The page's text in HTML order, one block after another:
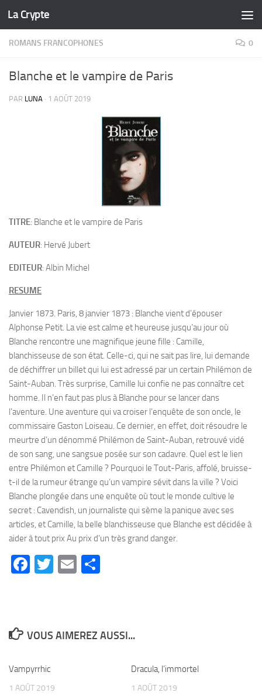
Skip to content
La Crypte
ROMANS FRANCOPHONES 0
Blanche et le vampire de Paris
PAR LUNA · 1 AOÛT 2019
TITRE: Blanche et le vampire de Paris
AUTEUR: Hervé Jubert
EDITEUR: Albin Michel
RESUME
Janvier 1873. Paris, 8 janvier 1873 : Blanche vient d’épouser
Alphonse Petit. La vie est calme et heureuse jusqu’au jour où
Blanche rencontre une magnifique jeune fille : Camille,
blanchisseuse de son état. Celle-ci, qui ne sait pas lire, lui demande
de déchiffrer un billet qui lui est adressé par un certain Philémon de
Saint-Auban. Très surprise, Camille lui confie ne pas connaître cet
homme. Il n’en faut pas plus à Blanche pour se lancer dans
l’aventure. Une aventure qui va croiser l’enquête de son oncle, le
commissaire Gaston Loiseau. Ce dernier, en effet, doit résoudre le
meurtre d’un dénommé Philémon de Saint-Auban, retrouvé vidé
de son sang, une sangsue posée sur son cadavre. Quel est le lien
entre Philémon et Camille ? Pourquoi le Tout-Paris, affolé, bruisse-
t-il de la rumeur étrange qu’un vampire sévit dans la ville ? Voici
Blanche plongée dans une enquête où tout le monde cultive le
secret : Cavendish, un journaliste qui sème la panique avec ses
articles, et Camille, la belle blanchisseuse que Blanche est décidée à
aider à tout prix Au prix d’un très grand danger.
Facebook
Twitter
Email
VOUS AIMEREZ AUSSI...
Vampyrrhic
1 AOÛT 2019
Dracula, l’immortel
1 AOÛT 2019